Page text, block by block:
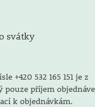
svátky
+420 532 165 151 je z
příjem
k objednávkám.